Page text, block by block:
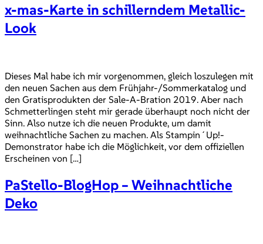
x-mas-Karte in schillerndem Metallic-
Look
Dieses Mal habe ich mir vorgenommen, gleich loszulegen mit
den neuen Sachen aus dem Frühjahr-/Sommerkatalog und
den Gratisprodukten der Sale-A-Bration 2019. Aber nach
Schmetterlingen steht mir gerade überhaupt noch nicht der
Sinn. Also nutze ich die neuen Produkte, um damit
weihnachtliche Sachen zu machen. Als Stampin´Up!-
Demonstrator habe ich die Möglichkeit, vor dem offiziellen
Erscheinen von […]
PaStello-BlogHop – Weihnachtliche
Deko